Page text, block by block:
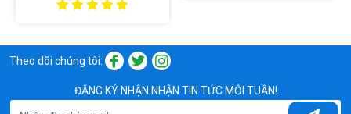
Theo dõi chúng tôi:
ĐĂNG KÝ NHẬN NHẬN TIN TỨC MỖI TUẦN!